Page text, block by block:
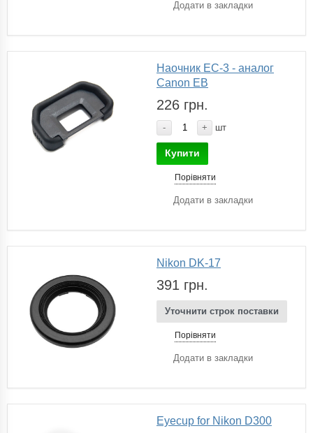
Додати в закладки
Наочник EC-3 - аналог
Canon EB
226 грн.
- + шт
Купити
Порівняти
Додати в закладки
Nikon DK-17
391 грн.
Уточнити строк поставки
Порівняти
Додати в закладки
Eyecup for Nikon D300